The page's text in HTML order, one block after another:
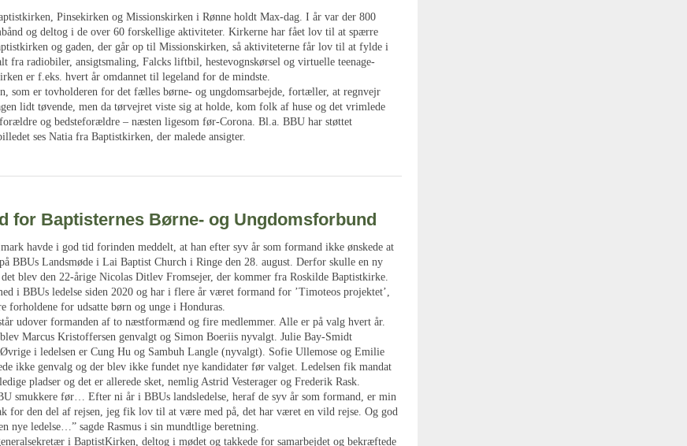
Pinsekirken og Missionskirken i Rønne holdt Max-dag. I år var der 800
og deltog i de over 60 forskellige aktiviteter. Kirkerne har fået lov til at spærre
og gaden, der går op til Missionskirken, så aktiviteterne får lov til at fylde i
fra radiobiler, ansigtsmaling, Falcks liftbil, hestevognskørsel og virtuelle teenage-
er f.eks. hvert år omdannet til legeland for de mindste.
som er tovholderen for det fælles børne- og ungdomsarbejde, fortæller, at regnvejr
lidt tøvende, men da tørvejret viste sig at holde, kom folk af huse og det vrimlede
og bedsteforældre – næsten ligesom før-Corona. Bl.a. BBU har støttet
ses Natia fra Baptistkirken, der malede ansigter.
for Baptisternes Børne- og Ungdomsforbund
havde i god tid forinden meddelt, at han efter syv år som formand ikke ønskede at
BBUs Landsmøde i Lai Baptist Church i Ringe den 28. august. Derfor skulle en ny
blev den 22-årige Nicolas Ditlev Fromsejer, der kommer fra Roskilde Baptistkirke.
i BBUs ledelse siden 2020 og har i flere år været formand for ’Timoteos projektet’,
forholdene for udsatte børn og unge i Honduras.
udover formanden af to næstformænd og fire medlemmer. Alle er på valg hvert år.
Marcus Kristoffersen genvalgt og Simon Boeriis nyvalgt. Julie Bay-Smidt
i ledelsen er Cung Hu og Sambuh Langle (nyvalgt). Sofie Ullemose og Emilie
ikke genvalg og der blev ikke fundet nye kandidater før valget. Ledelsen fik mandat
pladser og det er allerede sket, nemlig Astrid Vesterager og Frederik Rask.
smukkere før… Efter ni år i BBUs landsledelse, heraf de syv år som formand, er min
for den del af rejsen, jeg fik lov til at være med på, det har været en vild rejse. Og god
nye ledelse…” sagde Rasmus i sin mundtlige beretning.
i BaptistKirken, deltog i mødet og takkede for samarbejdet og bekræftede